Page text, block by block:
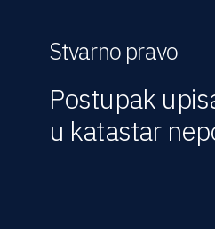
Stvarno pravo
Postupak
u katastar